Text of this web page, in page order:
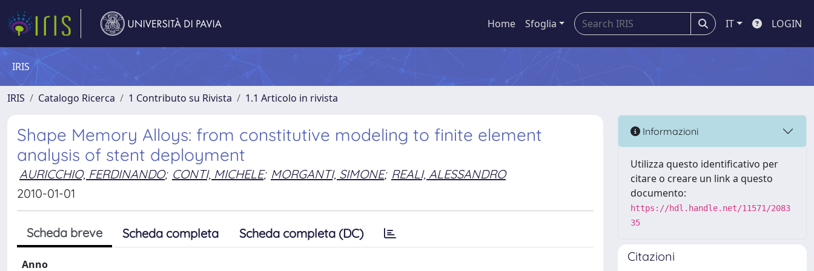
Home Sfoglia IT LOGIN
IRIS
IRIS Catalogo Ricerca 1 Contributo su Rivista 1.1 Articolo in rivista
Shape Memory Alloys: from constitutive modeling to finite element
analysis of stent deployment
AURICCHIO, FERDINANDO; CONTI, MICHELE; MORGANTI, SIMONE; REALI, ALESSANDRO
2010-01-01
Scheda breve Scheda completa Scheda completa (DC)
Anno
Informazioni
Utilizza questo identificativo per
citare o creare un link a questo
documento:
https://hdl.handle.net/11571/2083
35
Citazioni